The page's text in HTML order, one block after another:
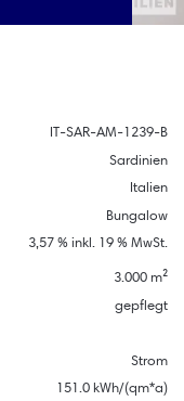
IT-SAR-AM-1239-B
Sardinien
Italien
Bungalow
3,57 % inkl. 19 % MwSt.
3.000 m²
gepflegt
Strom
151.0 kWh/(qm*a)